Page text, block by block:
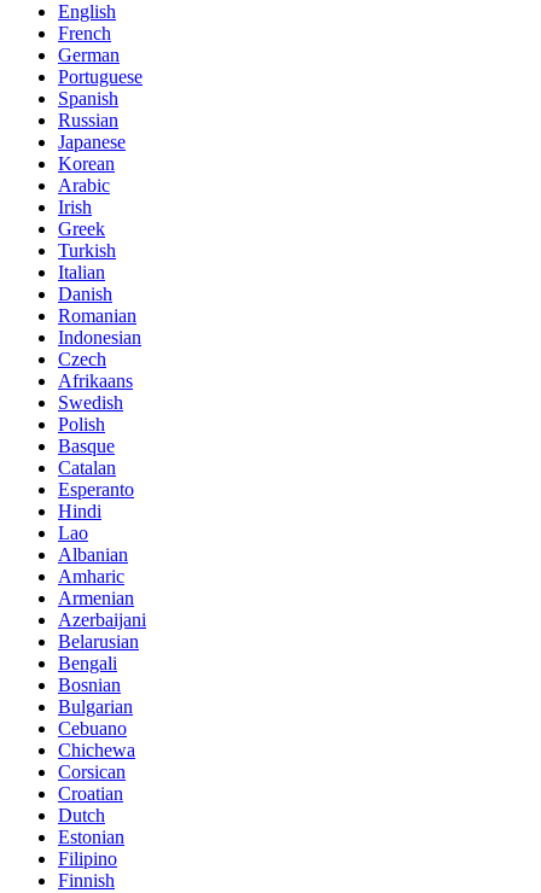
English
French
German
Portuguese
Spanish
Russian
Japanese
Korean
Arabic
Irish
Greek
Turkish
Italian
Danish
Romanian
Indonesian
Czech
Afrikaans
Swedish
Polish
Basque
Catalan
Esperanto
Hindi
Lao
Albanian
Amharic
Armenian
Azerbaijani
Belarusian
Bengali
Bosnian
Bulgarian
Cebuano
Chichewa
Corsican
Croatian
Dutch
Estonian
Filipino
Finnish